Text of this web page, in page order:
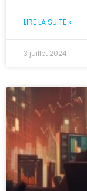
LIRE LA SUITE »
3 juillet 2024